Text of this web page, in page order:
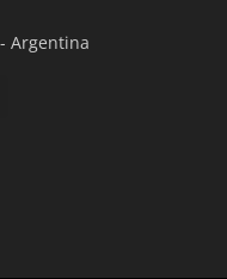
Argentina